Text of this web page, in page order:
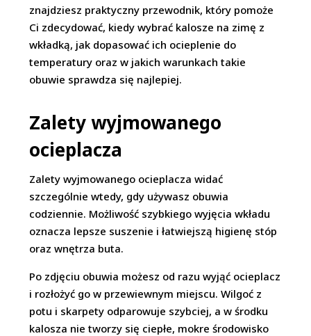
znajdziesz praktyczny przewodnik, który pomoże
Ci zdecydować, kiedy wybrać kalosze na zimę z
wkładką, jak dopasować ich ocieplenie do
temperatury oraz w jakich warunkach takie
obuwie sprawdza się najlepiej.
​Zalety wyjmowanego
ocieplacza
Zalety wyjmowanego ocieplacza widać
szczególnie wtedy, gdy używasz obuwia
codziennie. Możliwość szybkiego wyjęcia wkładu
oznacza lepsze suszenie i łatwiejszą higienę stóp
oraz wnętrza buta.
Po zdjęciu obuwia możesz od razu wyjąć ocieplacz
i rozłożyć go w przewiewnym miejscu. Wilgoć z
potu i skarpety odparowuje szybciej, a w środku
kalosza nie tworzy się ciepłe, mokre środowisko